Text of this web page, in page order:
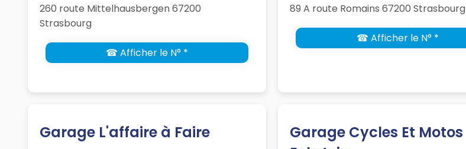
260 route Mittelhausbergen 67200
Strasbourg
☎ Afficher le N° *
89 A route Romains 67200 Strasbourg
☎ Afficher le N° *
Garage L'affaire à Faire
Garage Cycles Et Motos